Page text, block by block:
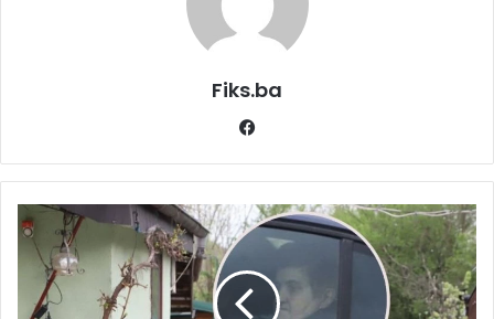
Fiks.ba
OGLASILA
SE
MAJKA
OSUMNJIČENIH
ZA